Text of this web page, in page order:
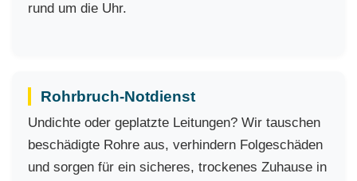
rund um die Uhr.
Rohrbruch-Notdienst
Undichte oder geplatzte Leitungen? Wir tauschen
beschädigte Rohre aus, verhindern Folgeschäden
und sorgen für ein sicheres, trockenes Zuhause in